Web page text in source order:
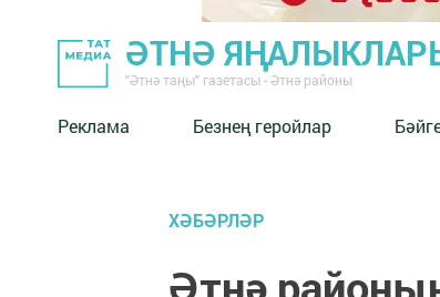
ӘТНӘ
"Әтнә таңы" газетасы - Әтнә районы
Реклама Безнең геройлар
ХӘБӘРЛӘР
Әтнә